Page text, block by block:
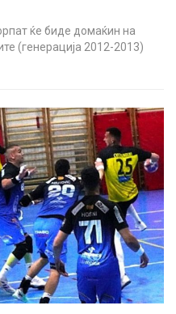
ќе биде домаќин на
(генерација 2012-2013)